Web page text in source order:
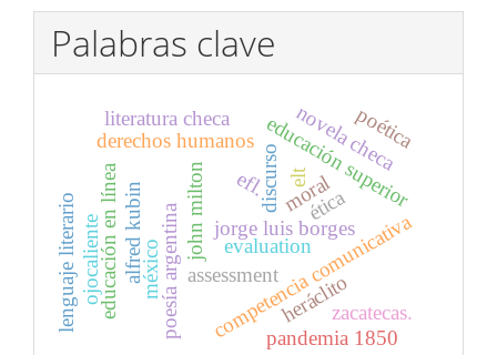
Palabras clave
discurso
competencia comunicativa
educación superior
jorge luis borges
heráclito
john milton
poesía argentina
derechos humanos
ética
moral
méxico
alfred kubin
novela checa
literatura checa
assessment
evaluation
elt
efl.
educación en línea
pandemia 1850
ojocaliente
zacatecas.
lenguaje literario
poética